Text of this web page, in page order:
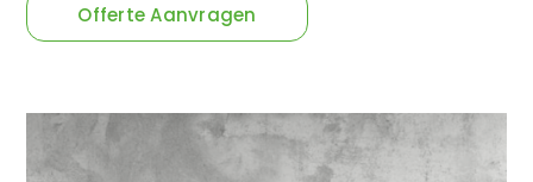
Offerte Aanvragen